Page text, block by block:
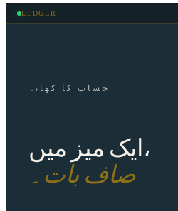
LEDGER
حساب کا کھاتہ
ایک میز میں،
صاف بات۔